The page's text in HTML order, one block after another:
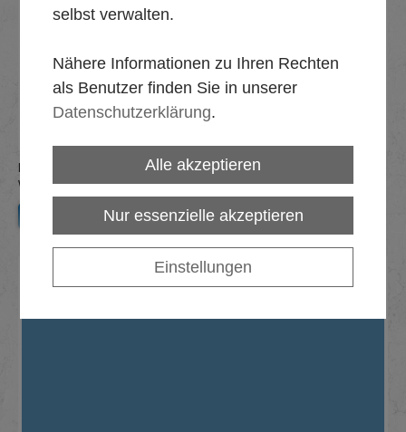
Wir erledigen Ihre Malerarbeiten schnell und zuverlässig.
selbst verwalten.
Nähere Informationen zu Ihren Rechten
als Benutzer finden Sie in unserer
Datenschutzerklärung.
Alle akzeptieren
Nur essenzielle akzeptieren
Einstellungen